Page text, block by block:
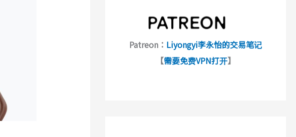
Patreon： Liyongyi李永怡的交易笔记
【需要免费VPN打开】